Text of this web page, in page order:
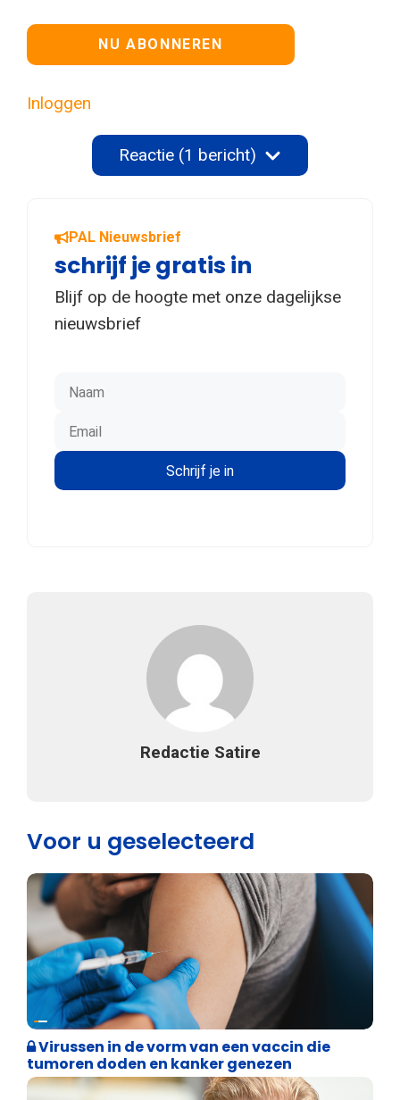
Geen waarde
Inloggen
Reactie (1 bericht)
PAL Nieuwsbrief
schrijf je gratis in
Blijf op de hoogte met onze dagelijkse
nieuwsbrief
Redactie Satire
Voor u geselecteerd
Weekblad 't Pallieterke
Virussen in de vorm van een vaccin die
tumoren doden en kanker genezen